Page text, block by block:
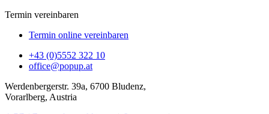
Termin vereinbaren
Termin online vereinbaren
+43 (0)5552 322 10
office@popup.at
Werdenbergerstr. 39a, 6700 Bludenz,
Vorarlberg, Austria